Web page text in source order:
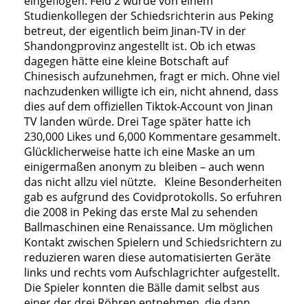
Studienkollegen der Schiedsrichterin aus Peking
betreut, der eigentlich beim Jinan-TV in der
Shandongprovinz angestellt ist. Ob ich etwas
dagegen hätte eine kleine Botschaft auf
Chinesisch aufzunehmen, fragt er mich. Ohne viel
nachzudenken willigte ich ein, nicht ahnend, dass
dies auf dem offiziellen Tiktok-Account von Jinan
TV landen würde. Drei Tage später hatte ich
230,000 Likes und 6,000 Kommentare gesammelt.
Glücklicherweise hatte ich eine Maske an um
einigermaßen anonym zu bleiben – auch wenn
das nicht allzu viel nützte. Kleine Besonderheiten
gab es aufgrund des Covidprotokolls. So erfuhren
die 2008 in Peking das erste Mal zu sehenden
Ballmaschinen eine Renaissance. Um möglichen
Kontakt zwischen Spielern und Schiedsrichtern zu
reduzieren waren diese automatisierten Geräte
links und rechts vom Aufschlagrichter aufgestellt.
Die Spieler konnten die Bälle damit selbst aus